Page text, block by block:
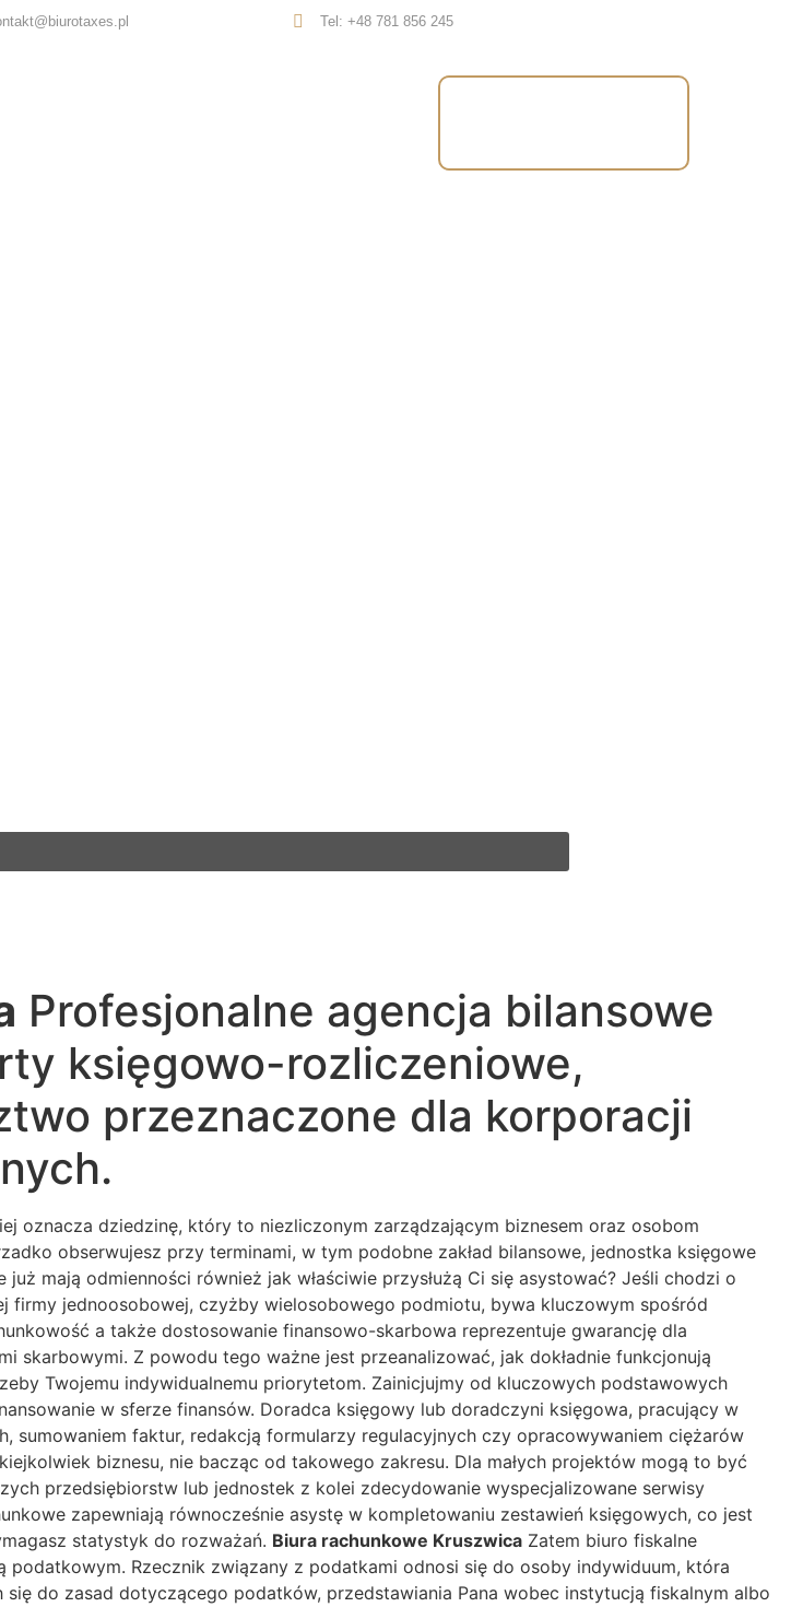
Tel: +48 781 856 245
Profesjonalne agencja bilansowe
księgowo-rozliczeniowe,
przeznaczone dla korporacji
oznacza dziedzinę, który to niezliczonym zarządzającym biznesem oraz osobom
obserwujesz przy terminami, w tym podobne zakład bilansowe, jednostka księgowe
mają odmienności również jak właściwie przysłużą Ci się asystować? Jeśli chodzi o
jednoosobowej, czyżby wielosobowego podmiotu, bywa kluczowym spośród
a także dostosowanie finansowo-skarbowa reprezentuje gwarancję dla
Z powodu tego ważne jest przeanalizować, jak dokładnie funkcjonują
Twojemu indywidualnemu priorytetom. Zainicjujmy od kluczowych podstawowych
w sferze finansów. Doradca księgowy lub doradczyni księgowa, pracujący w
faktur, redakcją formularzy regulacyjnych czy opracowywaniem ciężarów
biznesu, nie bacząc od takowego zakresu. Dla małych projektów mogą to być
przedsiębiorstw lub jednostek z kolei zdecydowanie wyspecjalizowane serwisy
zapewniają równocześnie asystę w kompletowaniu zestawień księgowych, co jest
statystyk do rozważań. Biura rachunkowe Kruszwica Zatem biuro fiskalne
Rzecznik związany z podatkami odnosi się do osoby indywiduum, która
do zasad dotyczącego podatków, przedstawiania Pana wobec instytucją fiskalnym albo